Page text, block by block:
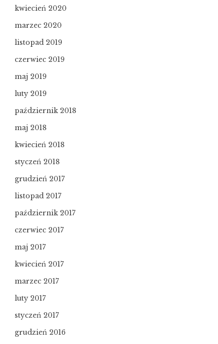
kwiecień 2020
marzec 2020
listopad 2019
czerwiec 2019
maj 2019
luty 2019
październik 2018
maj 2018
kwiecień 2018
styczeń 2018
grudzień 2017
listopad 2017
październik 2017
czerwiec 2017
maj 2017
kwiecień 2017
marzec 2017
luty 2017
styczeń 2017
grudzień 2016